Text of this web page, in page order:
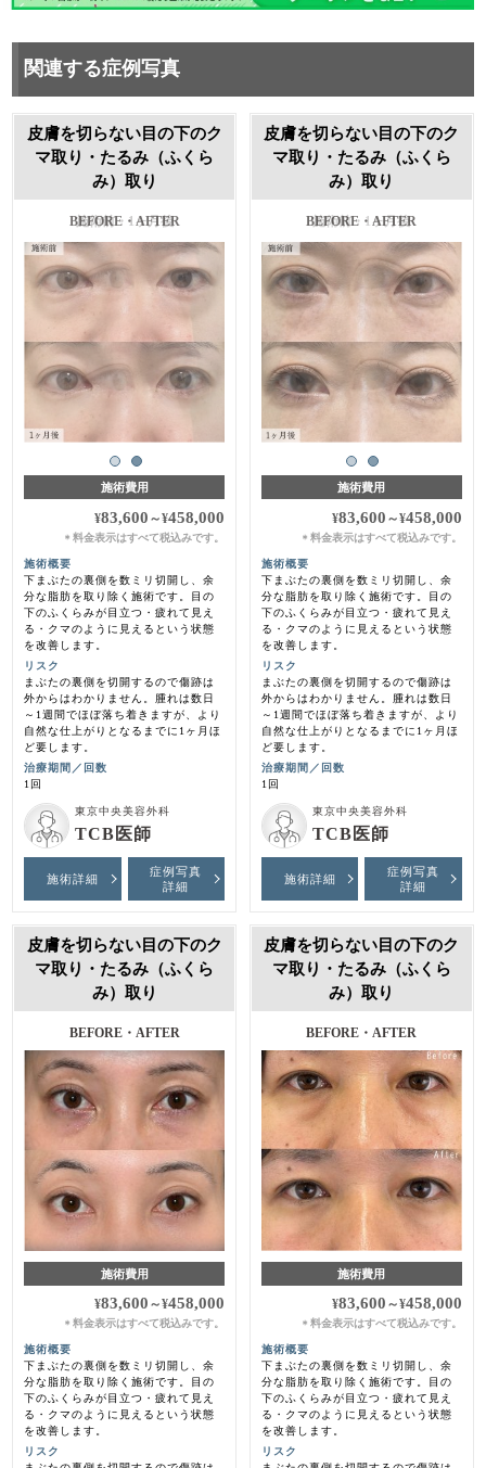
関連する症例写真
皮膚を切らない目の下のク
マ取り・たるみ（ふくら
み）取り
施術前・1ヶ月後
施術費用
¥83,600 ～¥458,000
＊料金表示はすべて税込みです。
施術概要
下まぶたの裏側を数ミリ切開し、余
分な脂肪を取り除く施術です。目の
下のふくらみが目立つ・疲れて見え
る・クマのように見えるという状態
を改善します。
リスク
まぶたの裏側を切開するので傷跡は
外からはわかりません。腫れは数日
～1週間でほぼ落ち着きますが、より
自然な仕上がりとなるまでに1ヶ月ほ
ど要します。
治療期間／回数
1回
東京中央美容外科
TCB医師
施術詳細
症例写真
詳細
皮膚を切らない目の下のク
マ取り・たるみ（ふくら
み）取り
施術前・1ヶ月後
施術費用
¥83,600 ～¥458,000
＊ 料金表示はすべて税込みです。
施術概要
下まぶたの裏側を数ミリ切開し、余
分な脂肪を取り除く施術です。目の
下のふくらみが目立つ・疲れて見え
る・クマのように見えるという状態
を改善します。
リスク
まぶたの裏側を切開するので傷跡は
外からはわかりません。腫れは数日
～1週間でほぼ落ち着きますが、より
自然な仕上がりとなるまでに1ヶ月ほ
ど要します。
治療期間／回数
1回
東京中央美容外科
TCB医師
施術詳細
症例写真
詳細
皮膚を切らない目の下のク
マ取り・たるみ（ふくら
み）取り
BEFORE・AFTER
施術費用
¥83,600 ～¥458,000
＊料金表示はすべて税込みです。
施術概要
下まぶたの裏側を数ミリ切開し、余
分な脂肪を取り除く施術です。目の
下のふくらみが目立つ・疲れて見え
る・クマのように見えるという状態
を改善します。
リスク
皮膚を切らない目の下のク
マ取り・たるみ（ふくら
み）取り
BEFORE・AFTER
施術費用
¥83,600 ～¥458,000
＊ 料金表示はすべて税込みです。
施術概要
下まぶたの裏側を数ミリ切開し、余
分な脂肪を取り除く施術です。目の
下のふくらみが目立つ・疲れて見え
る・クマのように見えるという状態
を改善します。
リスク